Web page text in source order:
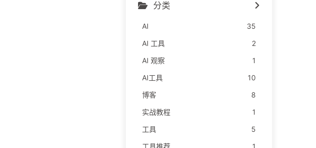
分类
AI
35
AI 工具
2
AI 观察
1
AI工具
10
博客
8
实战教程
1
工具
5